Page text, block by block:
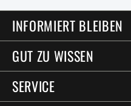
INFORMIERT BLEIBEN
GUT ZU WISSEN
SERVICE